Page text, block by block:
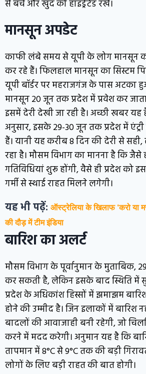
से बचें और खुद को हाइड्रेटेड रखें।
मानसून अपडेट
काफी लंबे समय से यूपी के लोग मानसून
कर रहे हैं। फिलहाल मानसून का सिस्टम
यूपी बॉर्डर पर महराजगंज के पास अटका
मानसून 20 जून तक प्रदेश में प्रवेश कर
इसमें देरी देखी जा रही है। अच्छी खबर
अनुसार, इसके 29-30 जून तक प्रदेश में
हैं। यानी यह करीब 8 दिन की देरी से
रहा है। मौसम विभाग का मानना है कि
गतिविधियां शुरू होंगी, वैसे ही प्रदेश को
गर्मी से स्थाई राहत मिलने लगेगी।
यह भी पढ़ें: ऑस्ट्रेलिया के खिलाफ ‘करो या
की दौड़ में टीम इंडिया
बारिश का अलर्ट
मौसम विभाग के पूर्वानुमान के मुताबिक,
कर सकती है, लेकिन इसके बाद स्थिति में
प्रदेश के अधिकांश हिस्सों में झमाझम
होने की उम्मीद है। जिन इलाकों में बारिश
बादलों की आवाजाही बनी रहेगी, जो
करने में मदद करेगी। अनुमान यह है कि
तापमान में 8°C से 9°C तक की बड़ी
लोगों के लिए बड़ी राहत की बात होगी।